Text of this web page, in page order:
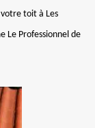
toit à Les
Le Professionnel de